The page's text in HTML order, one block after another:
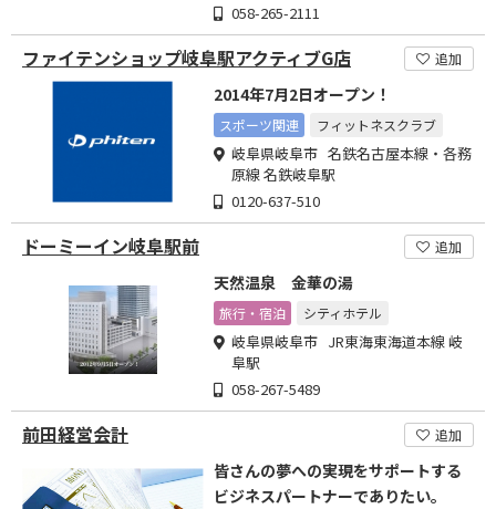
058-265-2111
ファイテンショップ岐阜駅アクティブG店 追加
2014年7月2日オープン！
スポーツ関連 フィットネスクラブ
岐阜県岐阜市 名鉄名古屋本線・各務
原線 名鉄岐阜駅
0120-637-510
ドーミーイン岐阜駅前 追加
天然温泉 金華の湯
旅行・宿泊 シティホテル
岐阜県岐阜市 JR東海東海道本線 岐
阜駅
058-267-5489
前田経営会計 追加
皆さんの夢への実現をサポートする
ビジネスパートナーでありたい。